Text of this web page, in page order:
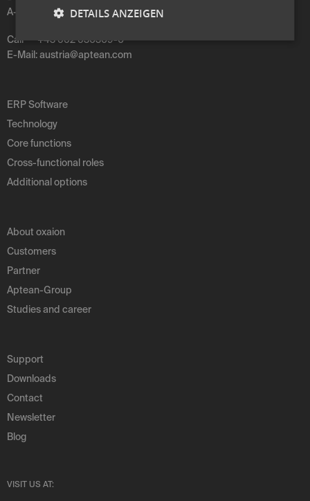
ERP Software
Technology
Core functions
Cross-functional roles
Additional options
About oxaion
Customers
Partner
Aptean-Group
Studies and career
Support
Downloads
Contact
Newsletter
Blog
A-5101 Bergheim b. Salzburg
Call
+43 662 630309-0
E-Mail: austria@aptean.com
VISIT US AT:
DETAILS ANZEIGEN